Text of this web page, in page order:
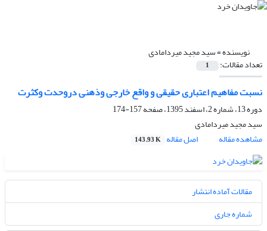
نویسنده =سید مجید میردامادی
تعداد مقالات: 1
نسبت مفاهیم اعتباری حقیقی و واقع خارجی وذهنی دروحدت وکثرت
دوره 13، شماره 2، اسفند 1395، صفحه
157-174
سید مجید میردامادی
مشاهده مقاله
اصل مقاله 143.93 K
مقالات آماده انتشار
شماره جاری